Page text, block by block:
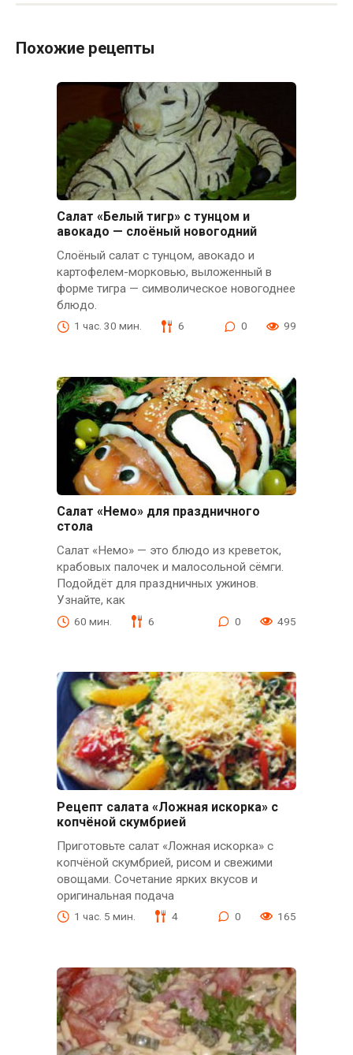
Похожие рецепты
Салат «Белый тигр» с тунцом и
авокадо — слоёный новогодний
Слоёный салат с тунцом, авокадо и
картофелем-морковью, выложенный в
форме тигра — символическое новогоднее
блюдо.
1 час. 30 мин. 6 0 99
Салат «Немо» для праздничного
стола
Салат «Немо» — это блюдо из креветок,
крабовых палочек и малосольной сёмги.
Подойдёт для праздничных ужинов.
Узнайте, как
60 мин. 6 0 495
Рецепт салата «Ложная искорка» с
копчёной скумбрией
Приготовьте салат «Ложная искорка» с
копчёной скумбрией, рисом и свежими
овощами. Сочетание ярких вкусов и
оригинальная подача
1 час. 5 мин. 4 0 165